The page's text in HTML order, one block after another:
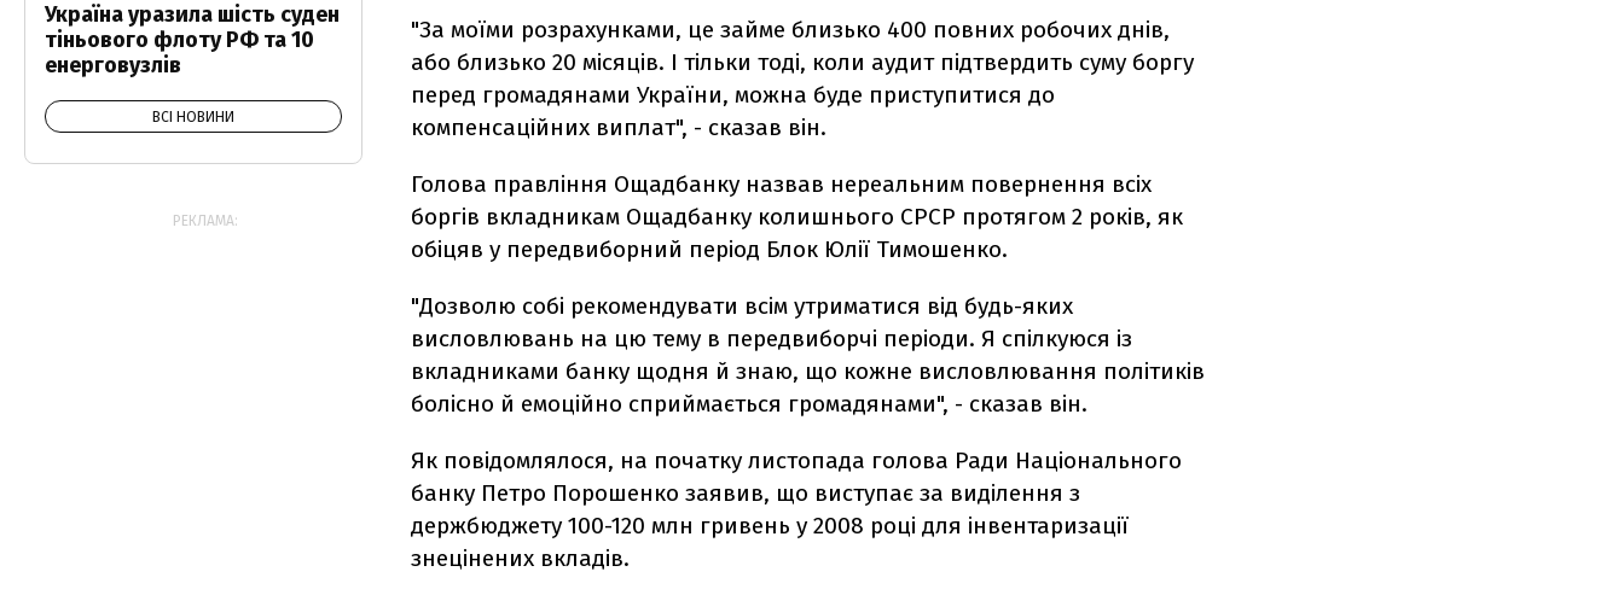
"За моїми розрахунками, це займе близько 400 повних робочих днів,
або близько 20 місяців. І тільки тоді, коли аудит підтвердить суму боргу
перед громадянами України, можна буде приступитися до
компенсаційних виплат", - сказав він.
Голова правління Ощадбанку назвав нереальним повернення всіх
боргів вкладникам Ощадбанку колишнього СРСР протягом 2 років, як
обіцяв у передвиборний період Блок Юлії Тимошенко.
"Дозволю собі рекомендувати всім утриматися від будь-яких
висловлювань на цю тему в передвиборчі періоди. Я спілкуюся із
вкладниками банку щодня й знаю, що кожне висловлювання політиків
болісно й емоційно сприймається громадянами", - сказав він.
Як повідомлялося, на початку листопада голова Ради Національного
банку Петро Порошенко заявив, що виступає за виділення з
держбюджету 100-120 млн гривень у 2008 році для інвентаризації
знецінених вкладів.
Україна уразила шість суден
тіньового флоту РФ та 10
енерговузлів
ВСІ НОВИНИ
РЕКЛАМА: